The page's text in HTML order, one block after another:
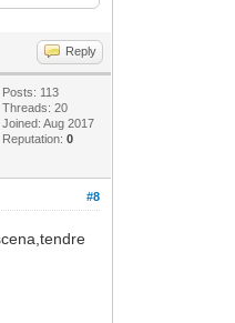
Reply
Posts: 113
Threads: 20
Joined: Aug 2017
Reputation:0
#8